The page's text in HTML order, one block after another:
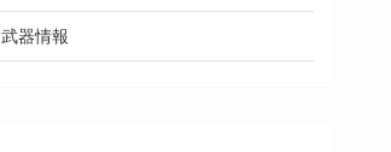
武器情報